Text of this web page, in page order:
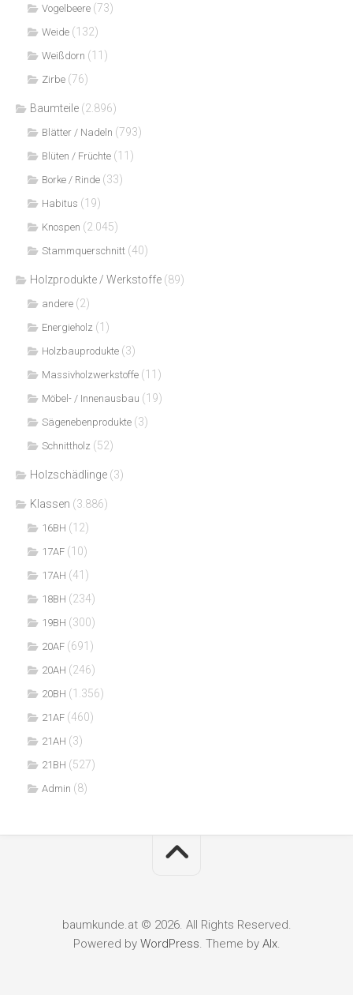
Vogelbeere (73)
Weide (132)
Weißdorn (11)
Zirbe (76)
Baumteile (2.896)
Blätter / Nadeln (793)
Blüten / Früchte (11)
Borke / Rinde (33)
Habitus (19)
Knospen (2.045)
Stammquerschnitt (40)
Holzprodukte / Werkstoffe (89)
andere (2)
Energieholz (1)
Holzbauprodukte (3)
Massivholzwerkstoffe (11)
Möbel- / Innenausbau (19)
Sägenebenprodukte (3)
Schnittholz (52)
Holzschädlinge (3)
Klassen (3.886)
16BH (12)
17AF (10)
17AH (41)
18BH (234)
19BH (300)
20AF (691)
20AH (246)
20BH (1.356)
21AF (460)
21AH (3)
21BH (527)
Admin (8)
baumkunde.at © 2026. All Rights Reserved.
Powered by WordPress. Theme by Alx.